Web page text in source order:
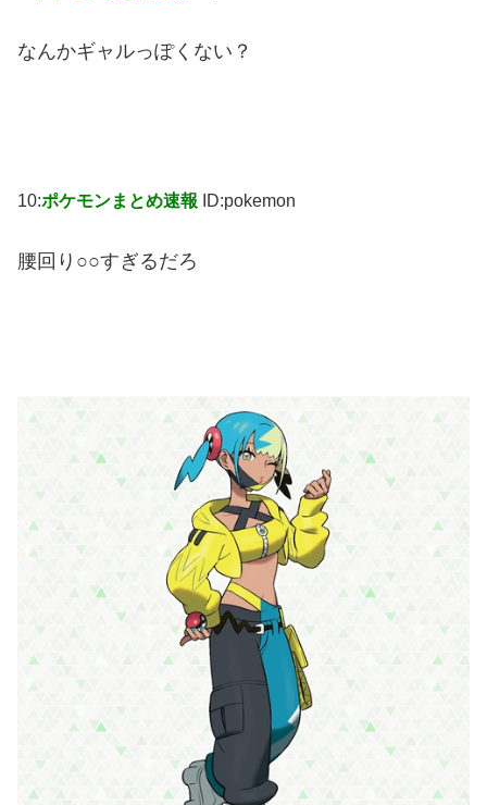
なんかギャルっぽくない？
10:ポケモンまとめ速報 ID:pokemon
腰回り○○すぎるだろ